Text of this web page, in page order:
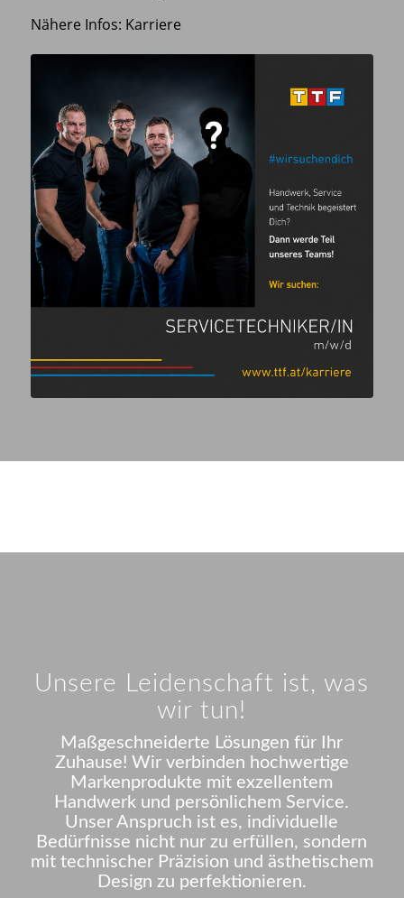
Nähere Infos: Karriere
Unsere Leidenschaft ist, was
wir tun!
Maßgeschneiderte Lösungen für Ihr
Zuhause! Wir verbinden hochwertige
Markenprodukte mit exzellentem
Handwerk und persönlichem Service.
Unser Anspruch ist es, individuelle
Bedürfnisse nicht nur zu erfüllen, sondern
mit technischer Präzision und ästhetischem
Design zu perfektionieren.